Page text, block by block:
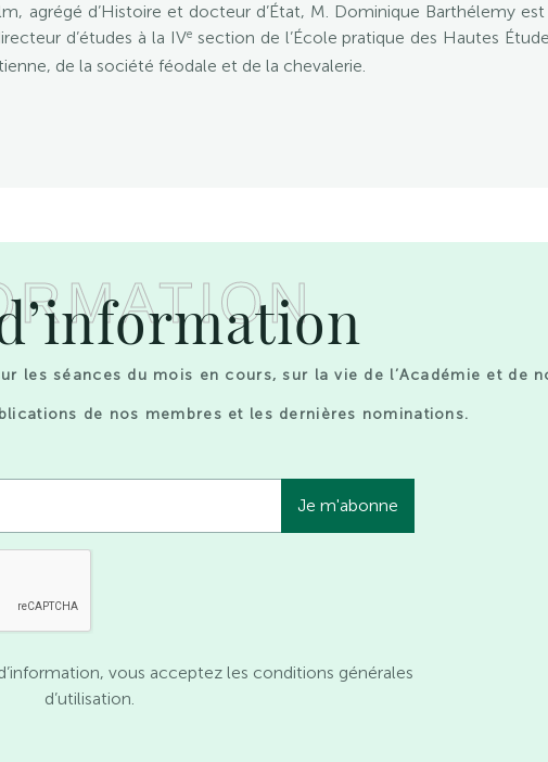
agrégé d’Histoire et docteur d’État, M. Dominique Barthélemy
d’études à la IVesection de l’École pratique des Hautes
de la société féodale et de la chevalerie.
les séances du mois en cours, sur la vie de l’Académie et de
de nos membres et les dernières nominations.
vous acceptez les conditions générales
d’utilisation.